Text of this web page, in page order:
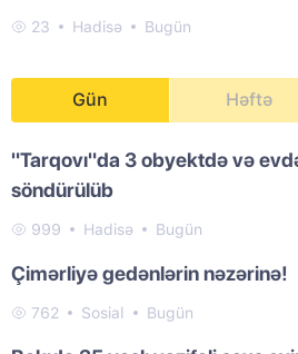
23 Hadisə Bugün
Gün Həftə
"Tarqovı"da 3 obyektdə və
söndürülüb
999 Hadisə Bugün
Çimərliyə gedənlərin nəzərinə!
762 Sosial Bugün